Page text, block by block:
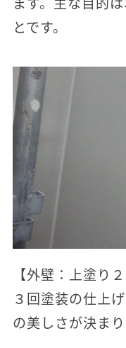
とです。
【外壁：上塗り
３回塗装の仕上
の美しさが決まり